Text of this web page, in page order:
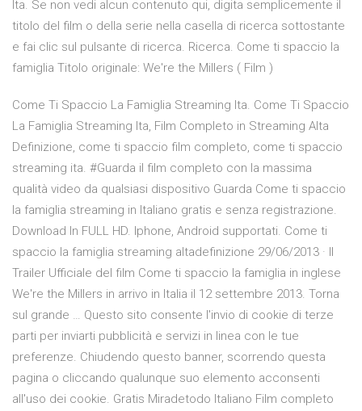
Ita. Se non vedi alcun contenuto qui, digita semplicemente il
titolo del film o della serie nella casella di ricerca sottostante
e fai clic sul pulsante di ricerca. Ricerca. Come ti spaccio la
famiglia Titolo originale: We're the Millers ( Film )
Come Ti Spaccio La Famiglia Streaming Ita. Come Ti Spaccio
La Famiglia Streaming Ita, Film Completo in Streaming Alta
Definizione, come ti spaccio film completo, come ti spaccio
streaming ita. #Guarda il film completo con la massima
qualità video da qualsiasi dispositivo Guarda Come ti spaccio
la famiglia streaming in Italiano gratis e senza registrazione.
Download In FULL HD. Iphone, Android supportati. Come ti
spaccio la famiglia streaming altadefinizione 29/06/2013 · Il
Trailer Ufficiale del film Come ti spaccio la famiglia in inglese
We're the Millers in arrivo in Italia il 12 settembre 2013. Torna
sul grande … Questo sito consente l'invio di cookie di terze
parti per inviarti pubblicità e servizi in linea con le tue
preferenze. Chiudendo questo banner, scorrendo questa
pagina o cliccando qualunque suo elemento acconsenti
all'uso dei cookie. Gratis Miradetodo Italiano Film completo